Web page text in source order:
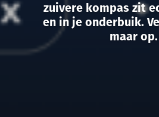
zuivere kompas zit
en in je onderbuik.
maar op.